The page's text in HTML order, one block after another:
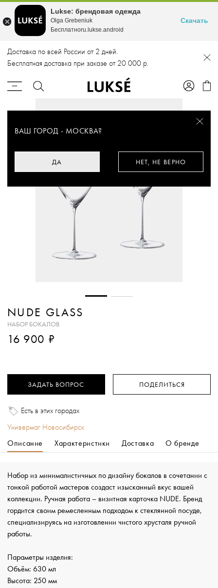
Доставка по всей России от 2 дней.
Бесплатная доставка при заказе от 20 000 р.
ВАШ ГОРОД - МОСКВА?
ДА НЕТ, НЕ ВЕРНО
NUDE GLASS
НАБОР БОКАЛОВ
16 900 ₽
ЗАДАТЬ ВОПРОС ПОДЕЛИТЬСЯ
Есть в этих городах
Универмаг Новосибирск
Описание
Характеристики Доставка О бренде
Набор из минималистичных по дизайну бокалов в сочетании с
тонкой работой мастеров создаст изысканный вкус вашей
коллекции. Ручная работа – визитная карточка NUDE. Бренд
гордится своим ремесленным подходом к стеклянной посуде,
специализируясь на изготовлении чистого хрусталя ручной
работы.
Параметры изделия:
Объём: 630 мл
Высота: 250 мм
Lukse: брендовая одежда
Olga Grebeniuk
Бесплатноru.lukse.android
Скачать